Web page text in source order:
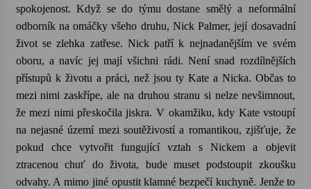
Jenakaši
28. 7. 2026
Votavžatský ploty
23. 7. 2026
Letní koncerty ve Stromovce: Rufus Miller
22. 7. 2026
Vysočinka
spokojenost. Když se do týmu dostane smělý a neformální
odborník na omáčky všeho druhu, Nick Palmer, její dosavadní
život se zlehka zatřese. Nick patří k nejnadanějším ve svém
oboru, a navíc jej mají všichni rádi. Není snad rozdílnějších
přístupů k životu a práci, než jsou ty Kate a Nicka. Občas to
mezi nimi zaskřípe, ale na druhou stranu si nelze nevšimnout,
že mezi nimi přeskočila jiskra. V okamžiku, kdy Kate vstoupí
na nejasné území mezi soutěživostí a romantikou, zjišťuje, že
pokud chce vytvořit fungující vztah s Nickem a objevit
ztracenou chuť do života, bude muset podstoupit zkoušku
odvahy. A mimo jiné opustit klamné bezpečí kuchyně. Jenže to